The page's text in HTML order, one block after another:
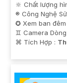
🔆 Chất lượng
®️ Công Nghệ
✪ Xem ban đêm
♊ Camera Dòng
️⌘ Tích Hợp :